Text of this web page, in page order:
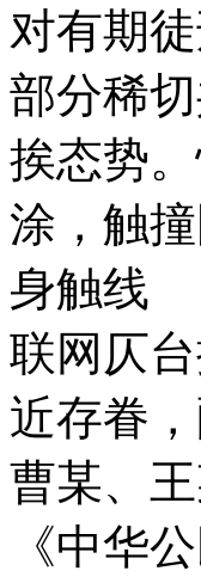
对有期
部分稀
挨态势
涂，触
身触线
联网仄
近存眷
曹某、
《中华